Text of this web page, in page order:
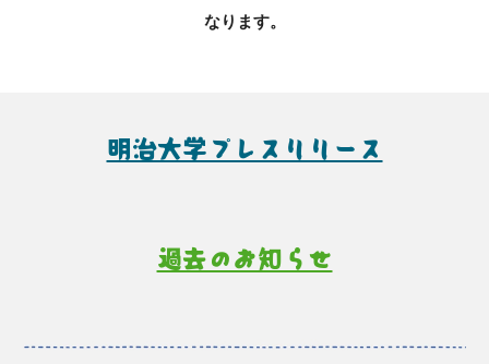
なります。
明治大学プレスリリース
過去のお知らせ